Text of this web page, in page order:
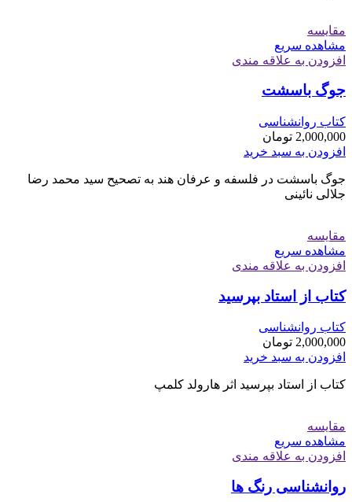
مقایسه
مشاهده سریع
افزودن به علاقه مندی
جوگ باسشت
کتاب روانشناسی
2,000,000 تومان
افزودن به سبد خرید
جوگ باسشت در فلسفه و عرفان هند به تصحیح سید محمد رضا
جلالی نائینی
مقایسه
مشاهده سریع
افزودن به علاقه مندی
کتاب از استاد بپرسید
کتاب روانشناسی
2,000,000 تومان
افزودن به سبد خرید
کتاب از استاد بپرسید اثر هارولد کلمپ
مقایسه
مشاهده سریع
افزودن به علاقه مندی
روانشناسی رنگ ها